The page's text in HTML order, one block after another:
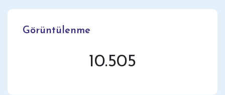
Görüntülenme
10.505